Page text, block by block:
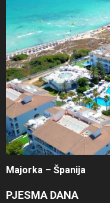
Majorka – Španija
PJESMA DANA